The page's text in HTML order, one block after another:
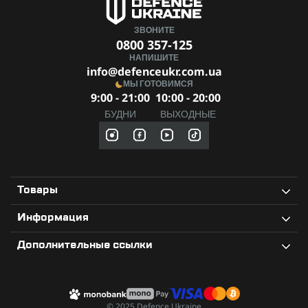
ЗВОНИТЕ
0800 357-125
НАПИШИТЕ
info@defenceukr.com.ua
МЫ ГОТОВИМСЯ
9:00 - 21:00
БУДНИ
10:00 - 20:00
ВЫХОДНЫЕ
Товары
Информация
Дополнительные ссылки